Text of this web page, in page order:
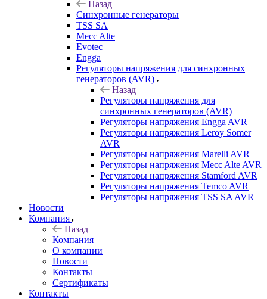
Назад
Синхронные генераторы
TSS SA
Mecc Alte
Evotec
Engga
Регуляторы напряжения для синхронных
генераторов (AVR)
Назад
Регуляторы напряжения для
синхронных генераторов (AVR)
Регуляторы напряжения Engga AVR
Регуляторы напряжения Leroy Somer
AVR
Регуляторы напряжения Marelli AVR
Регуляторы напряжения Mecc Alte AVR
Регуляторы напряжения Stamford AVR
Регуляторы напряжения Temco AVR
Регуляторы напряжения TSS SA AVR
Новости
Компания
Назад
Компания
О компании
Новости
Контакты
Сертификаты
Контакты